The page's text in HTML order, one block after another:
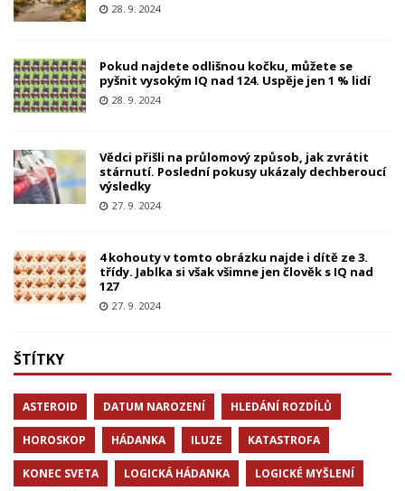
28. 9. 2024
Pokud najdete odlišnou kočku, můžete se
pyšnit vysokým IQ nad 124. Uspěje jen 1 % lidí
28. 9. 2024
Vědci přišli na průlomový způsob, jak zvrátit
stárnutí. Poslední pokusy ukázaly dechberoucí
výsledky
27. 9. 2024
4 kohouty v tomto obrázku najde i dítě ze 3.
třídy. Jablka si však všimne jen člověk s IQ nad
127
27. 9. 2024
ŠTÍTKY
ASTEROID DATUM NAROZENÍ HLEDÁNÍ ROZDÍLŮ
HOROSKOP HÁDANKA ILUZE KATASTROFA
KONEC SVETA LOGICKÁ HÁDANKA LOGICKÉ MYŠLENÍ